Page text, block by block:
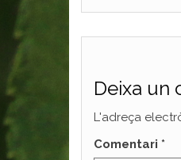
Deixa un
L'adreça
Comentari *